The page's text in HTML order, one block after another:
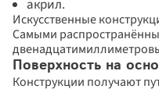
акрил.
Искусственные
Самыми
Поверхность на
Конструкции получают